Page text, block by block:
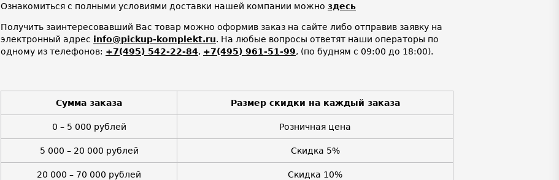
Ознакомиться с полными условиями доставки нашей компании можно здесь
Получить заинтересовавший Вас товар можно оформив заказ на сайте либо отправив заявку на
электронный адрес info@pickup-komplekt.ru. На любые вопросы ответят наши операторы по
одному из телефонов: +7(495) 542-22-84, +7(495) 961-51-99, (по будням с 09:00 до 18:00).
Сумма заказа Размер скидки на каждый заказа
0 – 5 000 рублей Розничная цена
5 000 – 20 000 рублей Скидка 5%
20 000 – 70 000 рублей Скидка 10%